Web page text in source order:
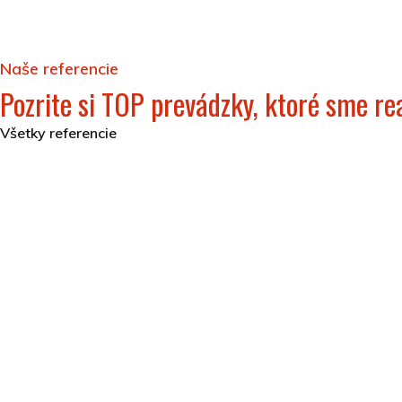
Naše referencie
Pozrite si TOP prevádzky, ktoré sme
Všetky referencie